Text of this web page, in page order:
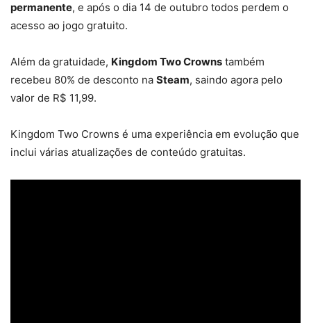
permanente, e após o dia 14 de outubro todos perdem o
acesso ao jogo gratuito.
Além da gratuidade, Kingdom Two Crowns também
recebeu 80% de desconto na Steam, saindo agora pelo
valor de R$ 11,99.
Kingdom Two Crowns é uma experiência em evolução que
inclui várias atualizações de conteúdo gratuitas.